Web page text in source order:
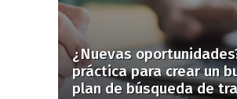
¿Nuevas
práctica para crear un
plan de búsqueda de